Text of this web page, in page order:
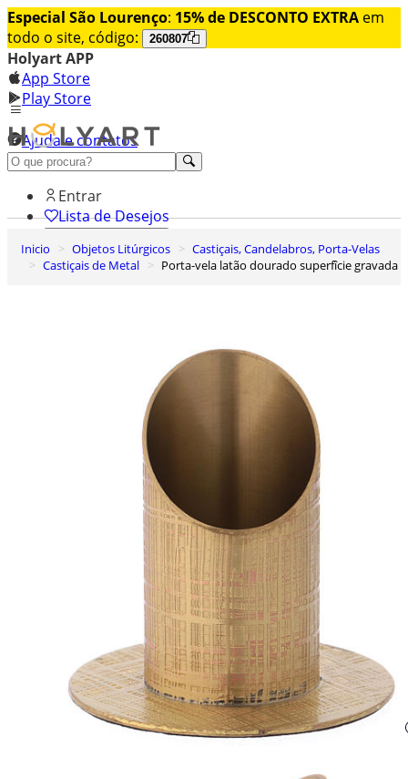
Especial São Lourenço: 15% de DESCONTO EXTRA em
todo o site, código:
260807
Holyart APP
App Store
Play Store
Ajuda e contatos
Conheça premium
Entrar
Lista de Desejos
0
Carrinho de Compras
Inicio Objetos Litúrgicos
Castiçais, Candelabros, Porta-Velas
Castiçais de Metal
Porta-vela latão dourado superfîcie gravada